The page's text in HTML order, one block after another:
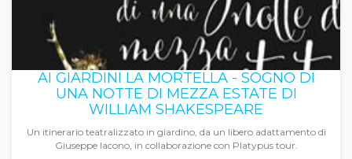
AI GIARDINI LA MORTELLA - SOGNO DI
UNA NOTTE DI MEZZA ESTATE DI
WILLIAM SHAKESPEARE
Un itinerario teatralizzato in giardino, da un libero adattamento di
Giuseppe Iacono, in collaborazione con Platypus tour.